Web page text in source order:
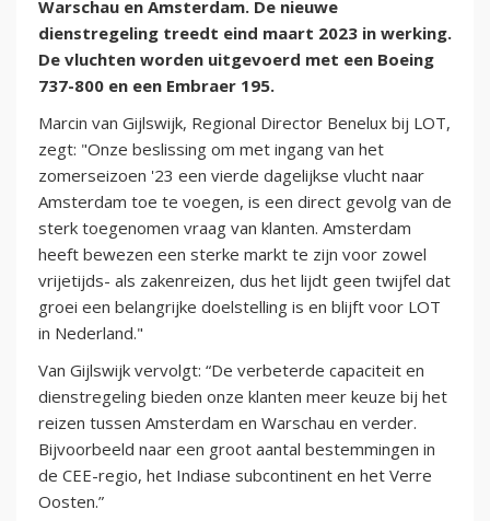
Warschau en Amsterdam. De nieuwe
dienstregeling treedt eind maart 2023 in werking.
De vluchten worden uitgevoerd met een Boeing
737-800 en een Embraer 195.
Marcin van Gijlswijk, Regional Director Benelux bij LOT,
zegt: "Onze beslissing om met ingang van het
zomerseizoen '23 een vierde dagelijkse vlucht naar
Amsterdam toe te voegen, is een direct gevolg van de
sterk toegenomen vraag van klanten. Amsterdam
heeft bewezen een sterke markt te zijn voor zowel
vrijetijds- als zakenreizen, dus het lijdt geen twijfel dat
groei een belangrijke doelstelling is en blijft voor LOT
in Nederland."
Van Gijlswijk vervolgt: “De verbeterde capaciteit en
dienstregeling bieden onze klanten meer keuze bij het
reizen tussen Amsterdam en Warschau en verder.
Bijvoorbeeld naar een groot aantal bestemmingen in
de CEE-regio, het Indiase subcontinent en het Verre
Oosten.”